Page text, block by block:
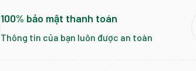
100% bảo mật thanh toán
Thông tin của bạn luôn được an toàn